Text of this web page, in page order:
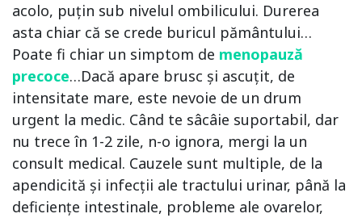
acolo, puțin sub nivelul ombilicului. Durerea
asta chiar că se crede buricul pământului…
Poate fi chiar un simptom de menopauză
precoce…Dacă apare brusc și ascuțit, de
intensitate mare, este nevoie de un drum
urgent la medic. Când te sâcâie suportabil, dar
nu trece în 1-2 zile, n-o ignora, mergi la un
consult medical. Cauzele sunt multiple, de la
apendicită și infecții ale tractului urinar, până la
deficiențe intestinale, probleme ale ovarelor,